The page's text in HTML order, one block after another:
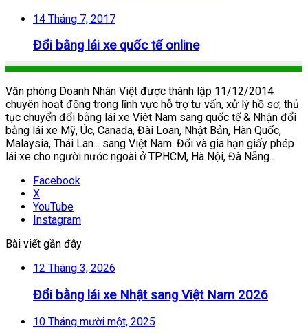
14 Tháng 7, 2017
Đổi bằng lái xe quốc tế online
Văn phòng Doanh Nhân Việt được thành lập 11/12/2014
chuyên hoạt động trong lĩnh vực hỗ trợ tư vấn, xử lý hồ sơ, thủ
tục chuyển đổi bằng lái xe Viêt Nam sang quốc tế & Nhận đổi
bằng lái xe Mỹ, Úc, Canada, Đài Loan, Nhật Bản, Hàn Quốc,
Malaysia, Thái Lan... sang Việt Nam. Đổi và gia hạn giấy phép
lái xe cho người nước ngoài ở TPHCM, Hà Nội, Đà Nẵng...
Facebook
X
YouTube
Instagram
Bài viết gần đây
12 Tháng 3, 2026
Đổi bằng lái xe Nhật sang Việt Nam 2026
10 Tháng mười một, 2025